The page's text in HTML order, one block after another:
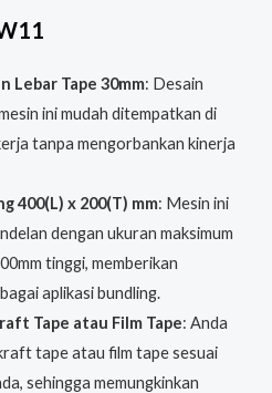
Lebar Tape 30mm: Desain
ini mudah ditempatkan di
tanpa mengorbankan kinerja
400(L) x 200(T) mm: Mesin ini
dengan ukuran maksimum
tinggi, memberikan
aplikasi bundling.
Tape atau Film Tape: Anda
tape atau film tape sesuai
sehingga memungkinkan